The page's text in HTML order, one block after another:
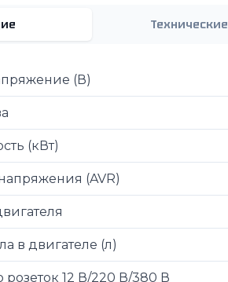
Технические
(В)
(кВт)
(AVR)
в двигателе (л)
розеток 12 В/220 В/380 В